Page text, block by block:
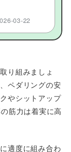
03-22
り組みましょ
ペダリングの安
やシットアップ
筋力は着実に高
適度に組み合わ